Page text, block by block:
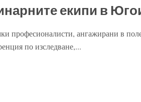
екипи в
професионалисти, ангажирани в
по изследване,...